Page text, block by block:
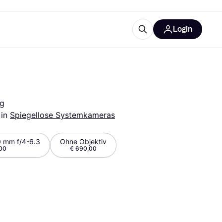
Login
in Spiegellose Systemkameras
mm f/4-6.3 Ohne Objektiv
€ 690,00